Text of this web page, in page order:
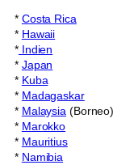
* Costa Rica
* Hawaii
*Indien
* Japan
* Kuba
* Madagaskar
* Malaysia (Borneo)
* Marokko
* Mauritius
* Namibia